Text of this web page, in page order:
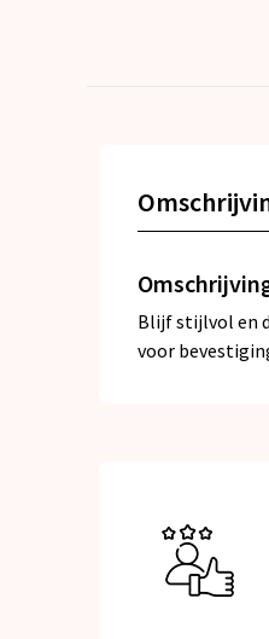
Blijf stijlvol en
voor